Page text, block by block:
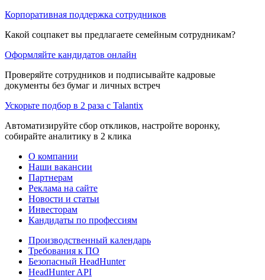
Корпоративная поддержка сотрудников
Какой соцпакет вы предлагаете семейным сотрудникам?
Оформляйте кандидатов онлайн
Проверяйте сотрудников и подписывайте кадровые
документы без бумаг и личных встреч
Ускорьте подбор в 2 раза с Talantix
Автоматизируйте сбор откликов, настройте воронку,
собирайте аналитику в 2 клика
О компании
Наши вакансии
Партнерам
Реклама на сайте
Новости и статьи
Инвесторам
Кандидаты по профессиям
Производственный календарь
Требования к ПО
Безопасный HeadHunter
HeadHunter API